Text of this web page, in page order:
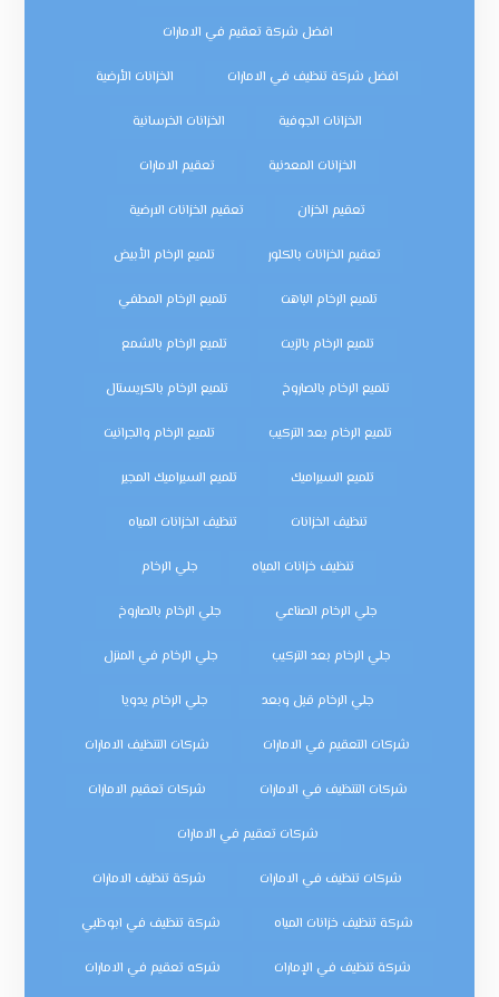
افضل شركة تعقيم في الامارات
افضل شركة تنظيف في الامارات الخزانات الأرضية
الخزانات الجوفية الخزانات الخرسانية
الخزانات المعدنية تعقيم الامارات
تعقيم الخزان تعقيم الخزانات الارضية
تعقيم الخزانات بالكلور تلميع الرخام الأبيض
تلميع الرخام الباهت تلميع الرخام المطفي
تلميع الرخام بالزيت تلميع الرخام بالشمع
تلميع الرخام بالصاروخ تلميع الرخام بالكريستال
تلميع الرخام بعد التركيب تلميع الرخام والجرانيت
تلميع السيراميك تلميع السيراميك المجير
تنظيف الخزانات تنظيف الخزانات المياه
تنظيف خزانات المياه جلي الرخام
جلي الرخام الصناعي جلي الرخام بالصاروخ
جلي الرخام بعد التركيب جلي الرخام في المنزل
جلي الرخام قبل وبعد جلي الرخام يدويا
شركات التعقيم في الامارات شركات التنظيف الامارات
شركات التنظيف في الامارات شركات تعقيم الامارات
شركات تعقيم في الامارات
شركات تنظيف في الامارات شركة تنظيف الامارات
شركة تنظيف خزانات المياه شركة تنظيف في ابوظبي
شركة تنظيف في الإمارات شركه تعقيم في الامارات